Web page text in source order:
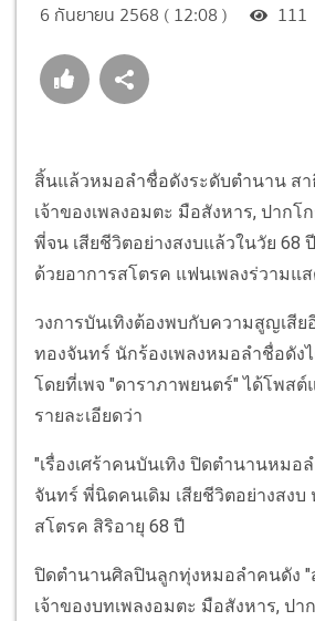
6 กันยายน 2568 ( 12:08 ) 111
สิ้นแล้วหมอลำชื่อดังระดับตำนาน ส
เจ้าของเพลงอมตะ มือสังหาร, ปากโ
พี่จน เสียชีวิตอย่างสงบแล้วในวัย 68
ด้วยอาการสโตรค แฟนเพลงร่วามแ
วงการบันเทิงต้องพบกับความสูญเสีย
ทองจันทร์ นักร้องเพลงหมอลำชื่อดัง
โดยที่เพจ "ดาราภาพยนตร์" ได้โพสต์
รายละเอียดว่า
"เรื่องเศร้าคนบันเทิง ปิดตำนานหมอ
จันทร์ พี่นิดคนเดิม เสียชีวิตอย่างสงบ
สโตรค สิริอายุ 68 ปี
ปิดตำนานศิลปินลูกทุ่งหมอลำคนดัง "
เจ้าของบทเพลงอมตะ มือสังหาร, ปา